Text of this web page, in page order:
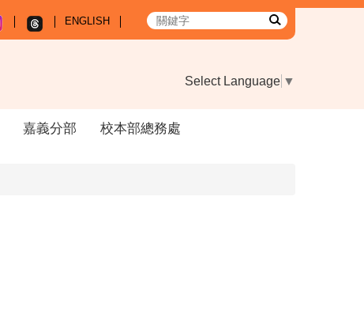
ENGLISH
Select Language ▼
嘉義分部 校本部總務處